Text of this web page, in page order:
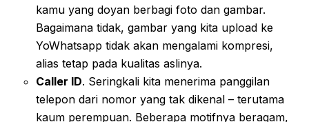
kamu yang doyan berbagi foto dan gambar.
Bagaimana tidak, gambar yang kita upload ke
YoWhatsapp tidak akan mengalami kompresi,
alias tetap pada kualitas aslinya.
Caller ID. Seringkali kita menerima panggilan
telepon dari nomor yang tak dikenal – terutama
kaum perempuan. Beberapa motifnya beragam,